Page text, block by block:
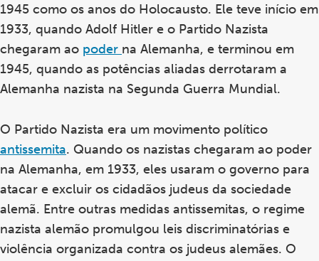
1945 como os anos do Holocausto. Ele teve início em
1933, quando Adolf Hitler e o Partido Nazista
chegaram ao poder na Alemanha, e terminou em
1945, quando as potências aliadas derrotaram a
Alemanha nazista na Segunda Guerra Mundial.
O Partido Nazista era um movimento político
antissemita. Quando os nazistas chegaram ao poder
na Alemanha, em 1933, eles usaram o governo para
atacar e excluir os cidadãos judeus da sociedade
alemã. Entre outras medidas antissemitas, o regime
nazista alemão promulgou leis discriminatórias e
violência organizada contra os judeus alemães. O